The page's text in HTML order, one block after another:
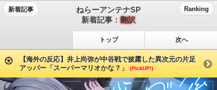
新着記事
ねらーアンテナSP
新着記事： 翻訳
Ranking
トップ 次へ
【海外の反応】井上尚弥が中谷戦で披露した異次元の片足
アッパー「スーパーマリオかな？」
(PickUP!)